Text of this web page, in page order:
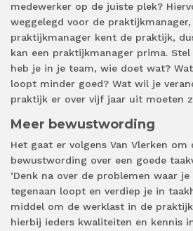
medewerker op de juiste plek?
weggelegd voor de praktijkmanager,
praktijkmanager kent de praktijk,
kan een praktijkmanager prima.
heb je in je team, wie doet wat?
loopt minder goed? Wat wil je
praktijk er over vijf jaar uit moeten
Meer bewustwording
Het gaat er volgens Van Vlerken om
bewustwording over een goede
‘Denk na over de problemen waar
tegenaan loopt en verdiep je in
middel om de werklast in de
hierbij ieders kwaliteiten en kennis